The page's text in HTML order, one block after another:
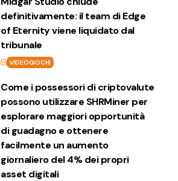
definitivamente: il team di Edge
of Eternity viene liquidato dal
tribunale
VIDEOGIOCHI
Come i possessori di criptovalute
possono utilizzare SHRMiner per
esplorare maggiori opportunità
di guadagno e ottenere
facilmente un aumento
giornaliero del 4% dei propri
asset digitali